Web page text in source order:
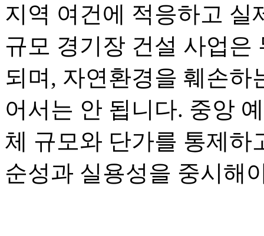
지역 여건에 적응하고 실
규모 경기장 건설 사업은
되며, 자연환경을 훼손하
어서는 안 됩니다. 중앙
체 규모와 단가를 통제하
순성과 실용성을 중시해